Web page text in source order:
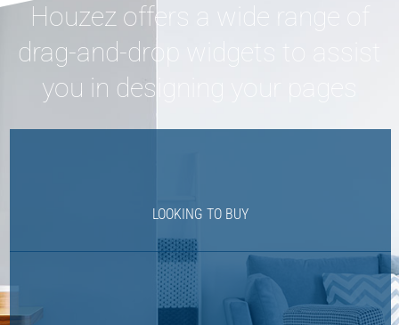
Houzez offers a wide range of
drag-and-drop widgets to assist
you in designing your pages
LOOKING TO BUY